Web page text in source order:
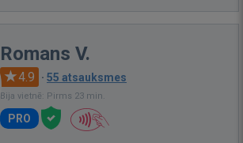
Romans V.
4.9 · 55 atsauksmes
Bija vietnē: Pirms 23 min.
PRO